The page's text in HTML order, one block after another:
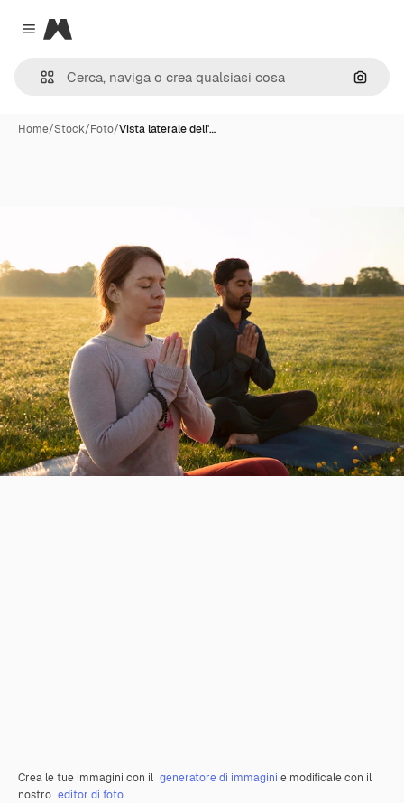
Close menu
Magnific
Cerca
Home/Stock/Foto/Vista laterale dell'…
Crea le tue immagini con il generatore di immagini e modificale con il
nostro editor di foto.